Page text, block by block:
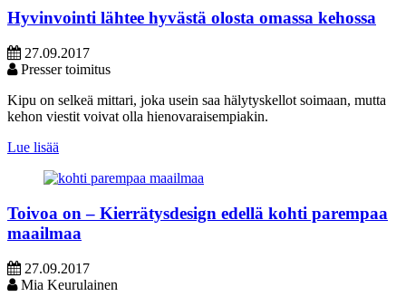
Hyvinvointi lähtee hyvästä olosta omassa kehossa
27.09.2017
Presser toimitus
Kipu on selkeä mittari, joka usein saa hälytyskellot soimaan, mutta
kehon viestit voivat olla hienovaraisempiakin.
Lue lisää
Toivoa on – Kierrätysdesign edellä kohti parempaa
maailmaa
27.09.2017
Mia Keurulainen